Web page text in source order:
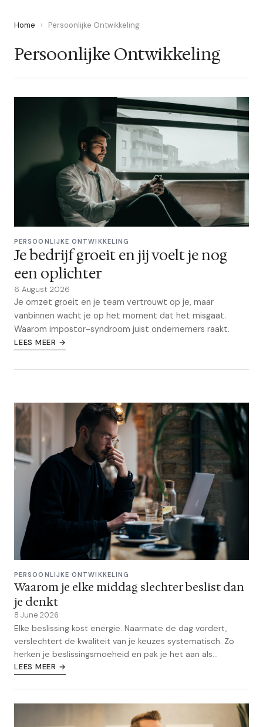
Home › Persoonlijke Ontwikkeling
Persoonlijke Ontwikkeling
PERSOONLIJKE ONTWIKKELING
Je bedrijf groeit en jij voelt je nog
een oplichter
6 August 2026
Je omzet groeit en je team vertrouwt op je, maar
vanbinnen wacht je op het moment dat het misgaat.
Waarom impostor-syndroom juist ondernemers raakt.
LEES MEER →
PERSOONLIJKE ONTWIKKELING
Waarom je elke middag slechter beslist dan
je denkt
8 June 2026
Elke beslissing kost energie. Naarmate de dag vordert,
verslechtert de kwaliteit van je keuzes systematisch. Zo
herken je beslissingsmoeheid en pak je het aan als
ondernemer.
LEES MEER →